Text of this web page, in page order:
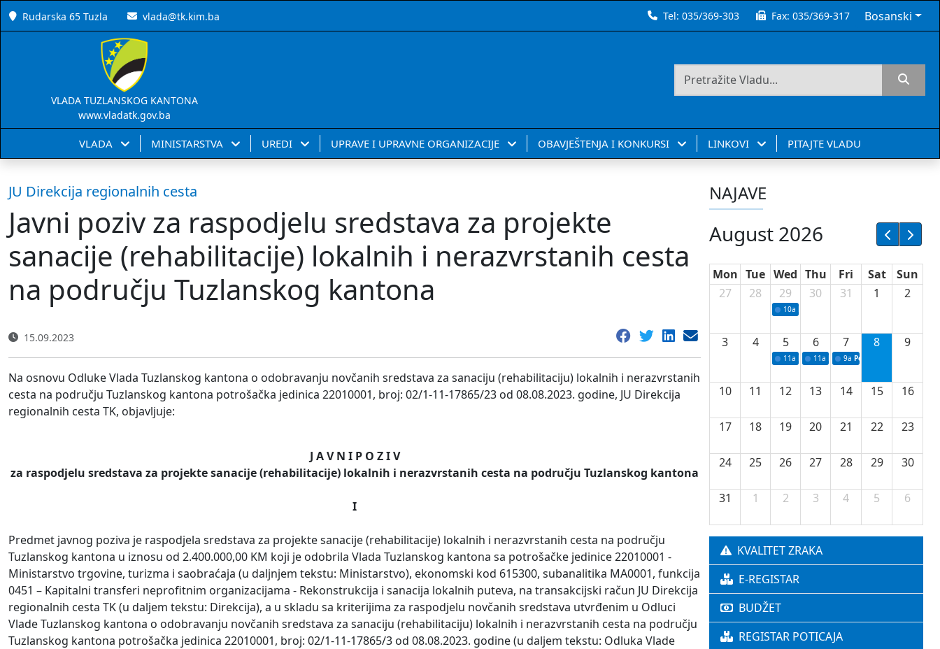
Rudarska 65 Tuzla vlada@tk.kim.ba Tel:035/369-303 Fax:035/369-317 Bosanski
VLADA TUZLANSKOG KANTONA
www.vladatk.gov.ba
VLADA MINISTARSTVA UREDI UPRAVE I UPRAVNE ORGANIZACIJE OBAVJEŠTENJA I KONKURSI LINKOVI PITAJTE VLADU
JU Direkcija regionalnih cesta
Javni poziv za raspodjelu sredstava za projekte
sanacije (rehabilitacije) lokalnih i nerazvrstanih cesta
na području Tuzlanskog kantona
15.09.2023
Na osnovu Odluke Vlada Tuzlanskog kantona o odobravanju novčanih sredstava za sanaciju (rehabilitaciju) lokalnih i nerazvrstanih
cesta na području Tuzlanskog kantona potrošačka jedinica 22010001, broj: 02/1-11-17865/23 od 08.08.2023. godine, JU Direkcija
regionalnih cesta TK, objavljuje:
J A V N I P O Z I V
za raspodjelu sredstava za projekte sanacije (rehabilitacije) lokalnih i nerazvrstanih cesta na području Tuzlanskog kantona
I
Predmet javnog poziva je raspodjela sredstava za projekte sanacije (rehabilitacije) lokalnih i nerazvrstanih cesta na području
Tuzlanskog kantona u iznosu od 2.400.000,00 KM koji je odobrila Vlada Tuzlanskog kantona sa potrošačke jedinice 22010001 -
Ministarstvo trgovine, turizma i saobraćaja (u daljnjem tekstu: Ministarstvo), ekonomski kod 615300, subanalitika MA0001, funkcija
0451 – Kapitalni transferi neprofitnim organizacijama - Rekonstrukcija i sanacija lokalnih puteva, na transakcijski račun JU Direkcija
regionalnih cesta TK (u daljem tekstu: Direkcija), a u skladu sa kriterijima za raspodjelu novčanih sredstava utvrđenim u Odluci
Vlade Tuzlanskog kantona o odobravanju novčanih sredstava za sanaciju (rehabilitaciju) lokalnih i nerazvrstanih cesta na području
Tuzlanskog kantona potrošačka jedinica 22010001, broj: 02/1-11-17865/3 od 08.08.2023. godine (u daljem tekstu: Odluka Vlade
NAJAVE
August 2026
Mon Tue Wed Thu Fri Sat
Sun
27
28 29
10a Potpisivanje ugovora sa neprofitnim
30 31 1 2
3 4 5
11a Potpisivanje ugovora o stipendijama
6
11a Podrška razvoju vodne
7
9a Početak izgradnje nove
8 9
10 11 12 13 14 15 16
17 18 19 20 21 22 23
24 25 26 27 28 29 30
31 1 2 3 4 5 6
KVALITET ZRAKA
E-REGISTAR
BUDŽET
REGISTAR POTICAJA